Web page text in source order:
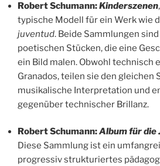
Robert Schumann:Kinderszenen,
typische Modell für ein Werk wie
juventud. Beide Sammlungen
poetischen Stücken, die eine
ein Bild malen. Obwohl technisch
Granados, teilen sie den gleichen
musikalische Interpretation und
gegenüber technischer Brillanz.
Robert Schumann:Album für die
Diese Sammlung ist ein
progressiv strukturiertes